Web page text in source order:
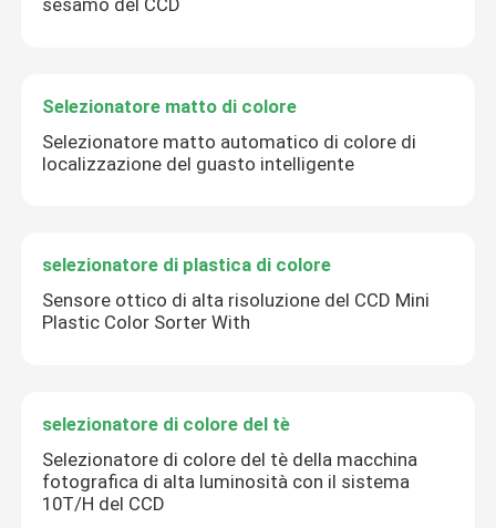
sesamo del CCD
Selezionatore matto di colore
Selezionatore matto automatico di colore di
localizzazione del guasto intelligente
selezionatore di plastica di colore
Sensore ottico di alta risoluzione del CCD Mini
Plastic Color Sorter With
selezionatore di colore del tè
Selezionatore di colore del tè della macchina
fotografica di alta luminosità con il sistema
10T/H del CCD